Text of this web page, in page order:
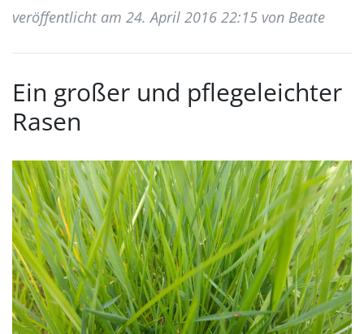
veröffentlicht am 24. April 2016 22:15 von Beate
Ein großer und pflegeleichter
Rasen